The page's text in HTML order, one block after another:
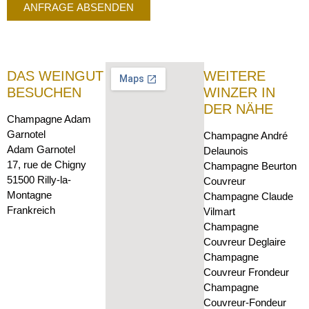
ANFRAGE ABSENDEN
DAS WEINGUT
BESUCHEN
Champagne Adam
Garnotel
Adam Garnotel
17, rue de Chigny
51500 Rilly-la-
Montagne
Frankreich
WEITERE
WINZER IN
DER NÄHE
Champagne André
Delaunois
Champagne Beurton
Couvreur
Champagne Claude
Vilmart
Champagne
Couvreur Deglaire
Champagne
Couvreur Frondeur
Champagne
Couvreur-Fondeur